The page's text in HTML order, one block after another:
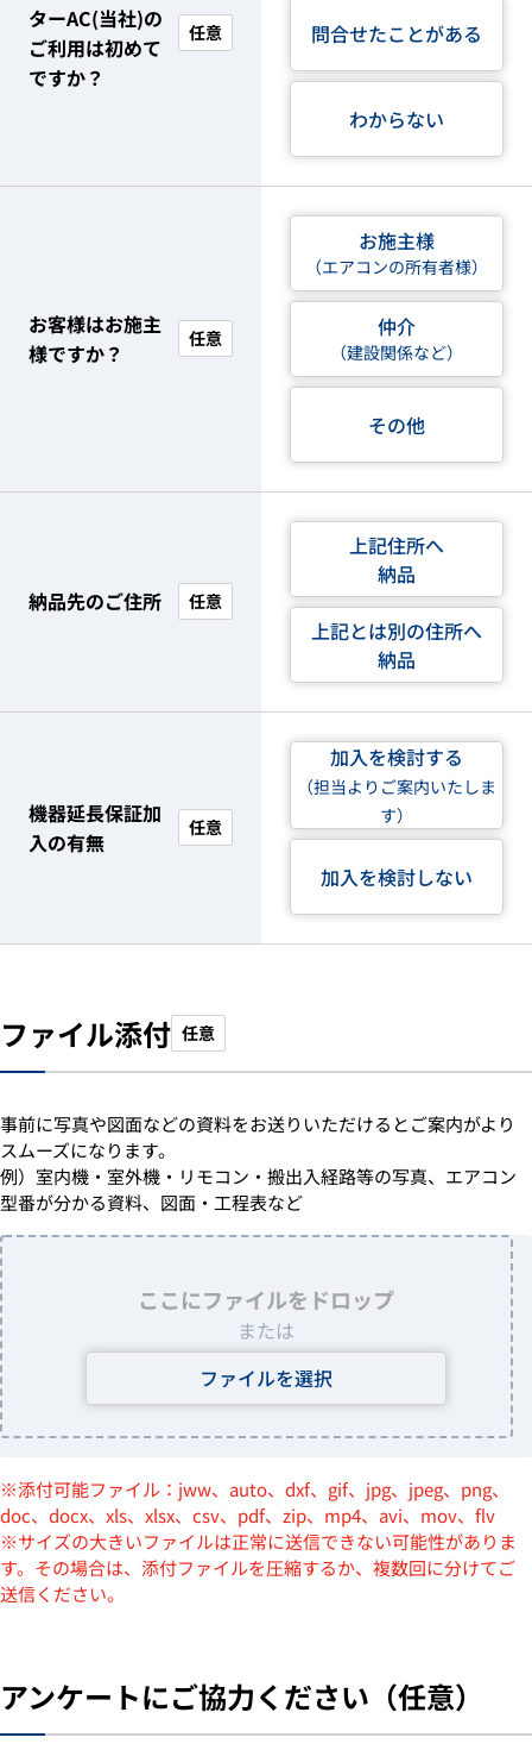
ターAC(当社)の
ご利用は初めて
ですか？
任意 問合せたことがある
わからない
お客様はお施主
様ですか？
任意
お施主様
（エアコンの所有者様）
仲介
（建設関係など）
その他
納品先のご住所 任意
上記住所へ
納品
上記とは別の住所へ
納品
機器延長保証加
入の有無
任意
加入を検討する
（担当よりご案内いたしま
す）
加入を検討しない
ファイル添付 任意
事前に写真や図面などの資料をお送りいただけるとご案内がより
スムーズになります。
例）室内機・室外機・リモコン・搬出入経路等の写真、エアコン
型番が分かる資料、図面・工程表など
ここにファイルをドロップ
または
ファイルを選択
※添付可能ファイル：jww、auto、dxf、gif、jpg、jpeg、png、
doc、docx、xls、xlsx、csv、pdf、zip、mp4、avi、mov、flv
※サイズの大きいファイルは正常に送信できない可能性がありま
す。その場合は、添付ファイルを圧縮するか、複数回に分けてご
送信ください。
アンケートにご協力ください（任意）